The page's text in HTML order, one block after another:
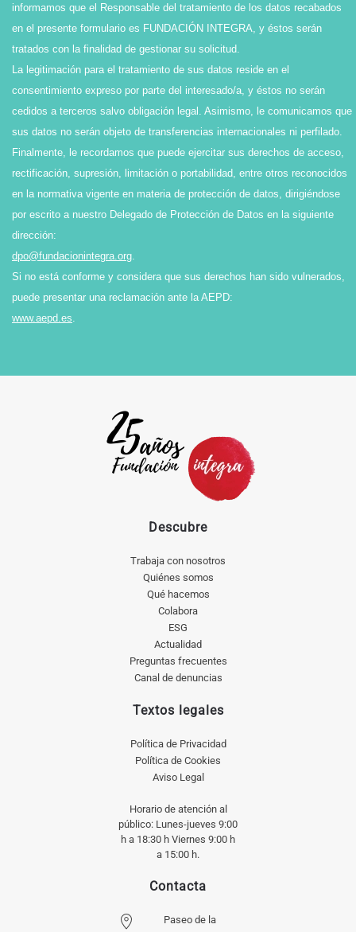
informamos que el Responsable del tratamiento de los datos recabados
en el presente formulario es FUNDACIÓN INTEGRA, y éstos serán
tratados con la finalidad de gestionar su solicitud.
La legitimación para el tratamiento de sus datos reside en el
consentimiento expreso por parte del interesado/a, y éstos no serán
cedidos a terceros salvo obligación legal. Asimismo, le comunicamos que
sus datos no serán objeto de transferencias internacionales ni perfilado.
Finalmente, le recordamos que puede ejercitar sus derechos de acceso,
rectificación, supresión, limitación o portabilidad, entre otros reconocidos
en la normativa vigente en materia de protección de datos, dirigiéndose
por escrito a nuestro Delegado de Protección de Datos en la siguiente
dirección:
dpo@fundacionintegra.org
Si no está conforme y considera que sus derechos han sido vulnerados,
puede presentar una reclamación ante la AEPD:
www.aepd.es
Descubre
Trabaja con nosotros
Quiénes somos
Qué hacemos
Colabora
ESG
Actualidad
Preguntas frecuentes
Canal de denuncias
Textos legales
Política de Privacidad
Política de Cookies
Aviso Legal
Horario de atención al
público: Lunes-jueves 9:00
h a 18:30 h Viernes 9:00 h
a 15:00 h.
Contacta
Paseo de la